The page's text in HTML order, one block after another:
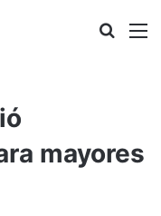
Buscar
mayores